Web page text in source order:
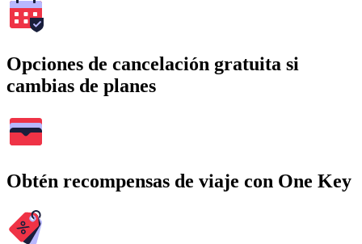
Opciones de cancelación gratuita si
cambias de planes
Obtén recompensas de viaje con One Key